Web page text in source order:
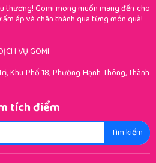
thương! Gomi mong muốn mang đến cho
áp và chân thành qua từng món quà!
VỤ GOMI
Khu Phố 18, Phường Hạnh Thông, Thành
tích điểm
Tìm kiếm